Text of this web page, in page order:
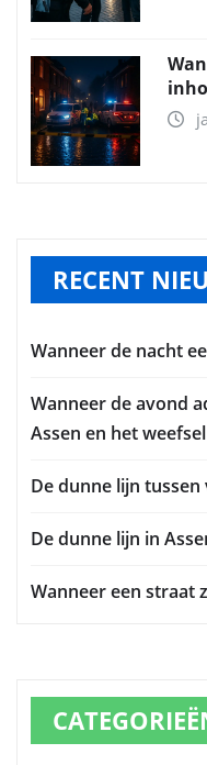
RECENT
Wanneer de nacht
Wanneer de avond
Assen en het
De dunne lijn
De dunne lijn in
Wanneer een straat